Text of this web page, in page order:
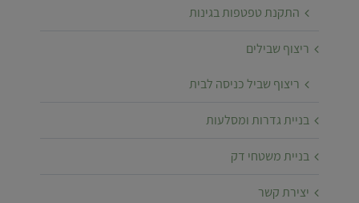
התקנת טפטפות בגינות
ריצוף שבילים
ריצוף שביל כניסה לבית
בניית גדרות ומסלעות
בניית משטחי דק
יצירת קשר